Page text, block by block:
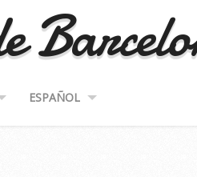
ESPAÑOL